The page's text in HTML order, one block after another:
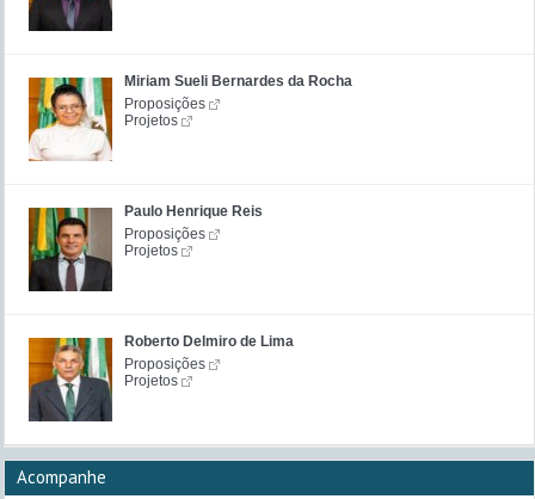
Miriam Sueli Bernardes da Rocha
Proposições
Projetos
Paulo Henrique Reis
Proposições
Projetos
Roberto Delmiro de Lima
Proposições
Projetos
Acompanhe